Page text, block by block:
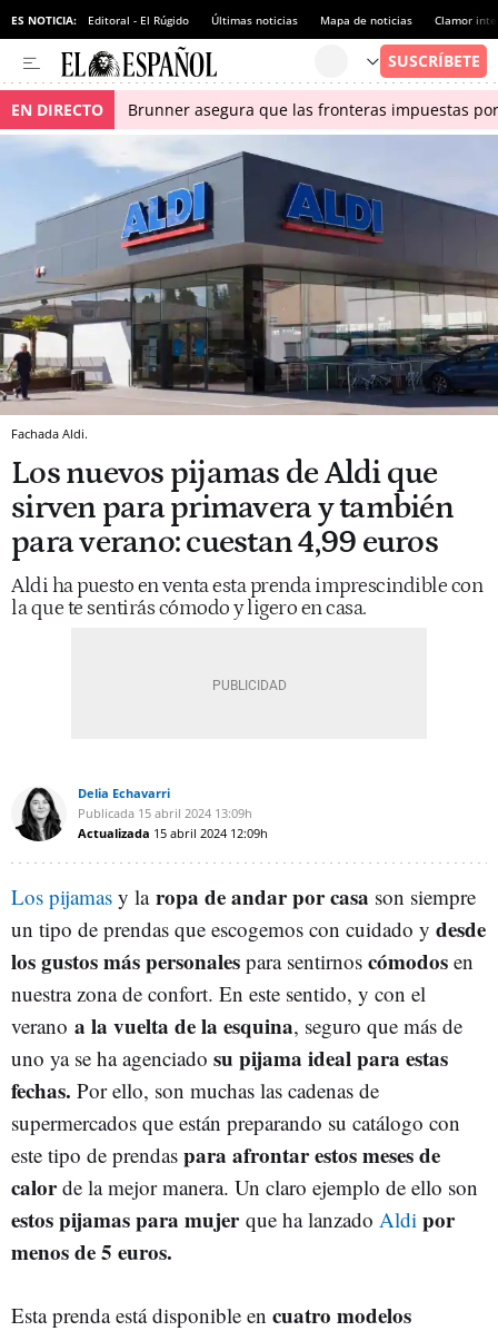
ES NOTICIA: Editoral - El Rúgido Últimas noticias Mapa de noticias Clamor
EN DIRECTO Brunner asegura que las fronteras impuestas
Fachada Aldi.
Los nuevos pijamas de Aldi que
sirven para primavera y también
para verano: cuestan 4,99 euros
Aldi ha puesto en venta esta prenda imprescindible con
la que te sentirás cómodo y ligero en casa.
Delia Echavarri
Publicada 15 abril 2024 13:09h
Actualizada 15 abril 2024 12:09h
Los pijamas y la ropa de andar por casa son siempre
un tipo de prendas que escogemos con cuidado y desde
los gustos más personales para sentirnos cómodos en
nuestra zona de confort. En este sentido, y con el
verano a la vuelta de la esquina, seguro que más de
uno ya se ha agenciado su pijama ideal para estas
fechas. Por ello, son muchas las cadenas de
supermercados que están preparando su catálogo con
este tipo de prendas para afrontar estos meses de
calorde la mejor manera. Un claro ejemplo de ello son
estos pijamas para mujer que ha lanzado Aldi por
menos de 5 euros.
Esta prenda está disponible en cuatro modelos